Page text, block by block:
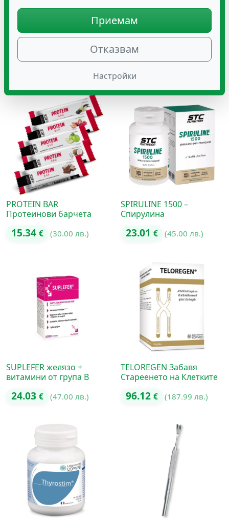
PEDIAKID Сироп с
OMEGA 3 – 125 ML
14.83€ (29.00 лв.)
PEDIAKID Сироп с
Желязо и Витамин B –
125 ML
14.83
PROTEIN BAR
Протеинови барчета
15.34 € (30.00 лв.)
SPIRULINE 1500 –
Спирулина
23.01 € (45.00 лв.)
SUPLEFER желязо +
витамини от група B
24.03 € (47.00 лв.)
TELOREGEN Забавя
Стареенето на Клетките
96.12 € (187.99 лв.)
Приемам
Отказвам
Настройки